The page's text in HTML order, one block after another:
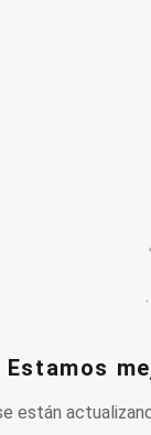
Estamos
están